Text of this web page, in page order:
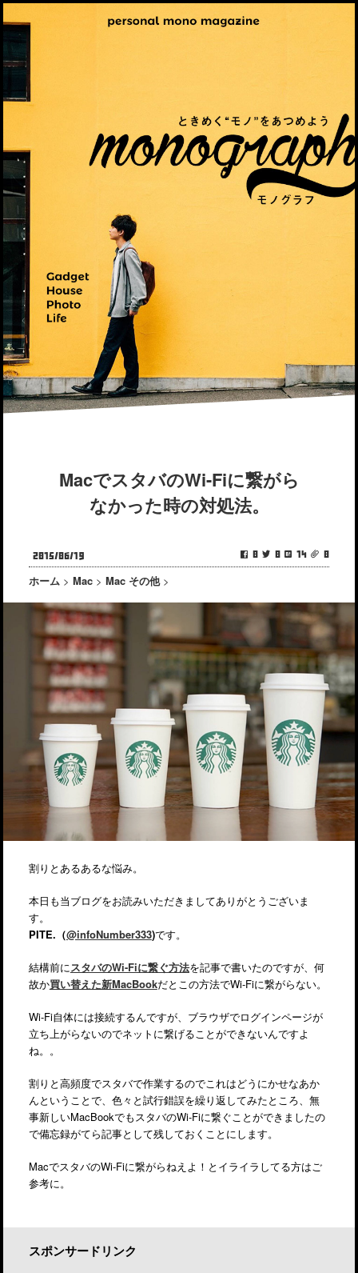
MacでスタバのWi-Fiに繋がら
なかった時の対処法。
0 0 14 0
2015/06/19
ホーム > Mac > Mac その他 >
割りとあるあるな悩み。
本日も当ブログをお読みいただきましてありがとうございま
す。
PITE.（@infoNumber333)です。
結構前にスタバのWi-Fiに繋ぐ方法を記事で書いたのですが、何
故か買い替えた新MacBookだとこの方法でWi-Fiに繋がらない。
Wi-Fi自体には接続するんですが、ブラウザでログインページが
立ち上がらないのでネットに繋げることができないんですよ
ね。。
割りと高頻度でスタバで作業するのでこれはどうにかせなあか
んということで、色々と試行錯誤を繰り返してみたところ、無
事新しいMacBookでもスタバのWi-Fiに繋ぐことができましたの
で備忘録がてら記事として残しておくことにします。
MacでスタバのWi-Fiに繋がらねえよ！とイライラしてる方はご
参考に。
スポンサードリンク